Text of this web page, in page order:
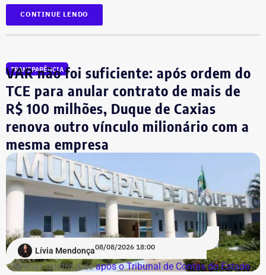
insegurança pública” no estado, especialmente no
município do Rio de Janeiro e na Baixada Fluminense,
Compliance e violência como
justificativa
A estatal afirma que a adoção de medidas mais rígidas
de governança levou à implementação de ações voltadas
ao combate de práticas consideradas lesivas aos
interesses da companhia. Segundo o documento, esse
cenário expõe os diretores a potenciais represálias,
tornando necessária a utilização de veículos blindados.
A contratação ocorre em meio ao endurecimento das
ações de compliance da companhia, que recentemente
reforçou auditorias internas em parceria com o GSI e a
Casa Civil.
CONTINUE LENDO
TRANSPARÊNCIA
VAR não foi suficiente: após ordem do
TCE para anular contrato de mais de
R$ 100 milhões, Duque de Caxias
renova outro vínculo milionário com a
mesma empresa
Lívia Mendonça08/08/2026 18:00
Apenas quatro diasapós o Tribunal de Contas do Estado